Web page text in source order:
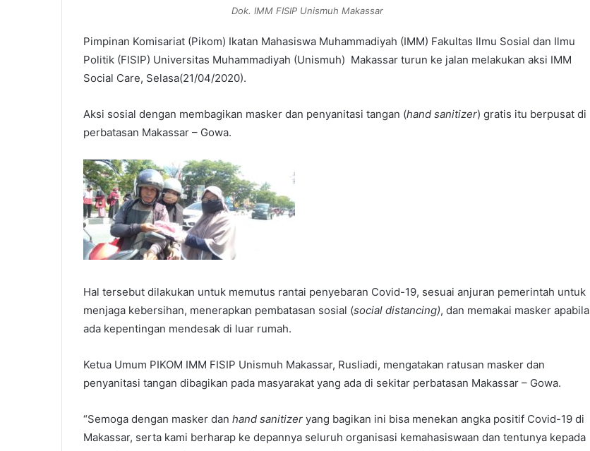
Dok. IMM FISIP Unismuh Makassar
Pimpinan Komisariat (Pikom) Ikatan Mahasiswa Muhammadiyah (IMM) Fakultas Ilmu Sosial dan Ilmu
Politik (FISIP) Universitas Muhammadiyah (Unismuh) Makassar turun ke jalan melakukan aksi IMM
Social Care, Selasa(21/04/2020).
Aksi sosial dengan membagikan masker dan penyanitasi tangan (hand sanitizer) gratis itu berpusat di
perbatasan Makassar – Gowa.
Hal tersebut dilakukan untuk memutus rantai penyebaran Covid-19, sesuai anjuran pemerintah untuk
menjaga kebersihan, menerapkan pembatasan sosial (social distancing), dan memakai masker apabila
ada kepentingan mendesak di luar rumah.
Ketua Umum PIKOM IMM FISIP Unismuh Makassar, Rusliadi, mengatakan ratusan masker dan
penyanitasi tangan dibagikan pada masyarakat yang ada di sekitar perbatasan Makassar – Gowa.
“Semoga dengan masker dan hand sanitizer yang bagikan ini bisa menekan angka positif Covid-19 di
Makassar, serta kami berharap ke depannya seluruh organisasi kemahasiswaan dan tentunya kepada